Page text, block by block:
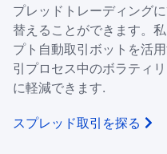
プレッドトレーディング
替えることができます。
プト自動取引ボットを活
引プロセス中のボラティ
に軽減できます.
スプレッド取引を探る